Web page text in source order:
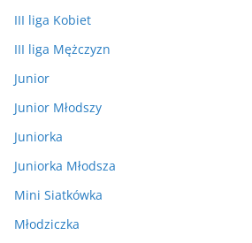
III liga Kobiet
III liga Mężczyzn
Junior
Junior Młodszy
Juniorka
Juniorka Młodsza
Mini Siatkówka
Młodziczka